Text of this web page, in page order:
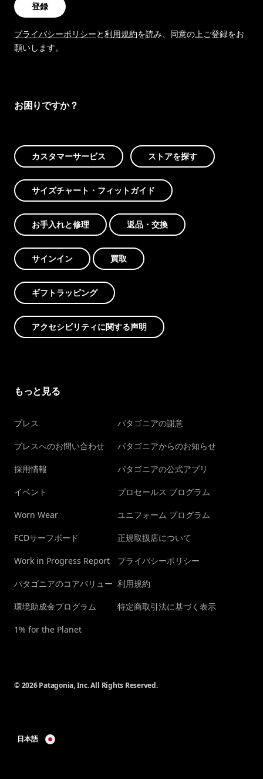
登録
プライバシーポリシーと利用規約を読み、同意の上ご登録をお
願いします。
お困りですか？
カスタマーサービス ストアを探す
サイズチャート・フィットガイド
お手入れと修理 返品・交換
サインイン 買取
ギフトラッピング
アクセシビリティに関する声明
もっと見る
プレス
プレスへのお問い合わせ
採用情報
イベント
Worn Wear
FCDサーフボード
Work in Progress Report
パタゴニアのコアバリュー
環境助成金プログラム
1% for the Planet
パタゴニアの謝意
パタゴニアからのお知らせ
パタゴニアの公式アプリ
プロセールス プログラム
ユニフォーム プログラム
正規取扱店について
プライバシーポリシー
利用規約
特定商取引法に基づく表示
© 2026 Patagonia, Inc. All Rights Reserved.
日本語